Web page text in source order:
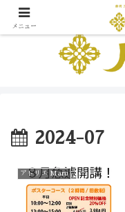
2024-07
アトリエ Maru
メニュー